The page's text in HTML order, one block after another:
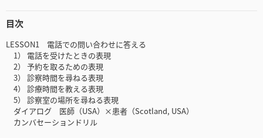
目次
LESSON1 電話での問い合わせに答える
1） 電話を受けたときの表現
2） 予約を取るための表現
3） 診察時間を尋ねる表現
4） 診療時間を教える表現
5） 診察室の場所を尋ねる表現
ダイアログ 医師（USA）×患者（Scotland, USA）
カンバセーションドリル